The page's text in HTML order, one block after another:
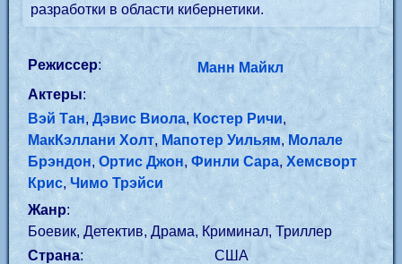
разработки в области кибернетики.
Режиссер:
Манн Майкл
Актеры:
Вэй Тан,Дэвис Виола, Костер Ричи,
МакКэллани Холт, Мапотер Уильям, Молале
Брэндон,Ортис Джон, Финли Сара, Хемсворт
Крис,Чимо Трэйси
Жанр:
Боевик, Детектив, Драма, Криминал, Триллер
Страна:
США